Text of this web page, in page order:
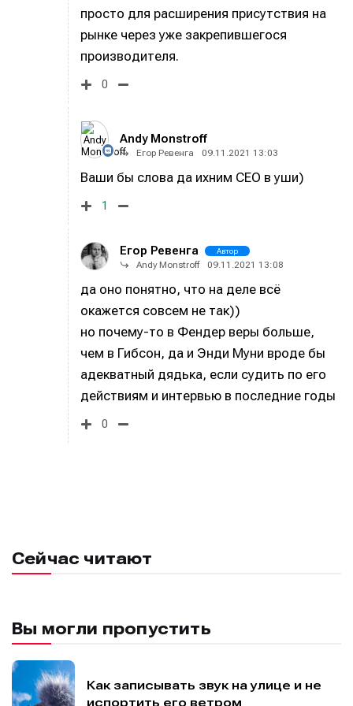
Информация
О проекте
Редакционная политика (в разработке)
Предложение новостей Помощь проекту
Информация
О проекте
Редакционная политика (в разработке)
Предложение новостей Помощь проекту
просто для расширения присутствия на
рынке через уже закрепившегося
производителя.
0
Andy Monstroff
Егор Ревенга 09.11.2021 13:03
Ваши бы слова да ихним CEO в уши)
1
Егор Ревенга Автор
Andy Monstroff 09.11.2021 13:08
да оно понятно, что на деле всё
окажется совсем не так))
но почему-то в Фендер веры больше,
чем в Гибсон, да и Энди Муни вроде бы
адекватный дядька, если судить по его
действиям и интервью в последние годы
0
Сейчас читают
Вы могли пропустить
Как записывать звук на улице и не
испортить его ветром